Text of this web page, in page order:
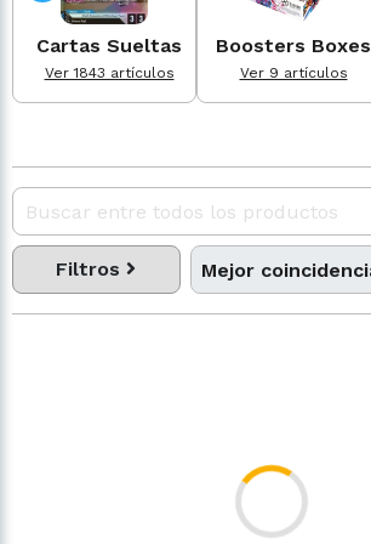
Cartas Sueltas
Ver 1843 artículos
Boosters Boxes
Ver 9 artículos
Filtros